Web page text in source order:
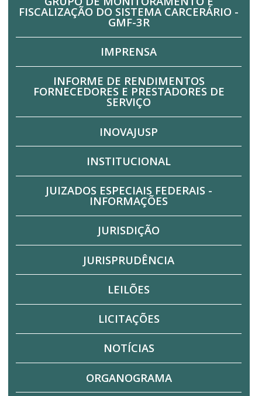
FISCALIZAÇÃO DO SISTEMA CARCERÁRIO -
GMF-3R
IMPRENSA
INFORME DE RENDIMENTOS
FORNECEDORES E PRESTADORES DE
SERVIÇO
INOVAJUSP
INSTITUCIONAL
JUIZADOS ESPECIAIS FEDERAIS -
INFORMAÇÕES
JURISDIÇÃO
JURISPRUDÊNCIA
LEILÕES
LICITAÇÕES
NOTÍCIAS
ORGANOGRAMA